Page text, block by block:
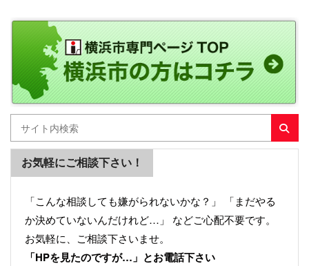
お気軽にご相談下さい！
「こんな相談しても嫌がられないかな？」 「まだやる
か決めていないんだけれど…」 などご心配不要です。
お気軽に、ご相談下さいませ。
「HPを見たのですが…」とお電話下さい